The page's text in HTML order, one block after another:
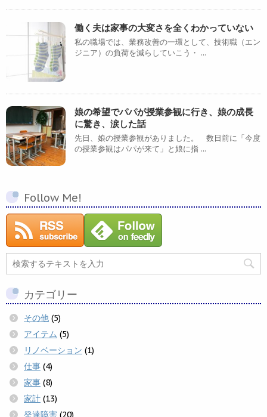
働く夫は家事の大変さを全くわかっていない
私の職場では、業務改善の一環として、技術職（エン
ジニア）の負荷を減らしていこう・ ...
娘の希望でパパが授業参観に行き、娘の成長
に驚き、涙した話
先日、娘の授業参観がありました。 数日前に「今度
の授業参観はパパが来て」と娘に指 ...
Follow Me!
カテゴリー
その他 (5)
アイテム (5)
リノベーション (1)
仕事 (4)
家事 (8)
家計 (13)
発達障害 (20)